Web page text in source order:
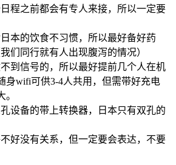
程之前都会有专人来接，所以一定要
本的饮食不习惯，所以最好备好药
们同行就有人出现腹泻的情况）
到信号的，所以最好提前几个人在机
身wifi可供3-4人共用，但需带好充电
。
设备的带上转换器，日本只有双孔的
好没有关系，但一定要会表达，不要